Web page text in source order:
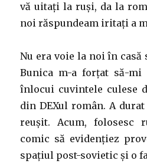
vă uitați la ruși, da la
noi răspundeam iritați a
Nu era voie la noi în casă
Bunica m-a forțat să-mi
înlocui cuvintele culese
din DEXul român. A
reușit. Acum, folosesc
comic să evidențiez
spațiul post-sovietic și o